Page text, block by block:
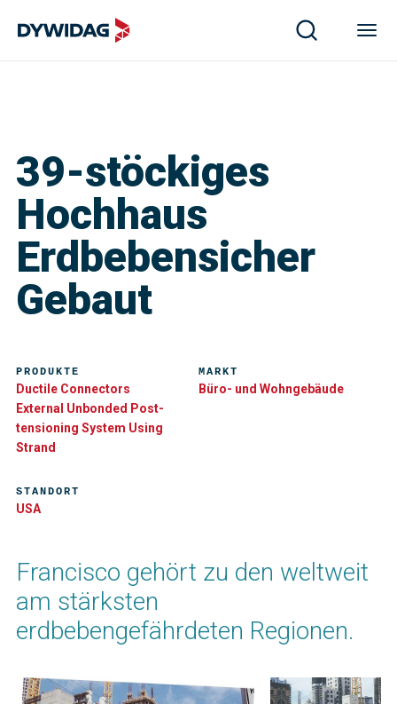
39-stöckiges
Hochhaus
Erdbebensicher
Gebaut
Francisco gehört zu den weltweit
am stärksten
erdbebengefährdeten Regionen.
PRODUKTE
Ductile Connectors
External Unbonded Post-
tensioning System Using
Strand
MARKT
Büro- und Wohngebäude
STANDORT
USA